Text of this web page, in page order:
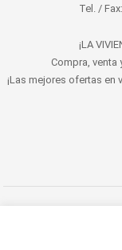
Tel. / Fax:
¡LA
Compra, venta
¡Las mejores ofertas en